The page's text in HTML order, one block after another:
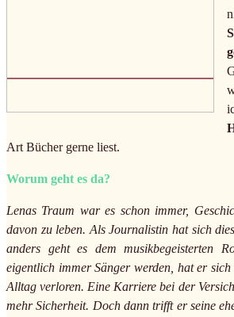
Art Bücher gerne liest.
Worum geht es da?
Lenas Traum war es schon immer,
davon zu leben. Als Journalistin hat sich
anders geht es dem musikbegeisterten
eigentlich immer Sänger werden, hat er
Alltag verloren. Eine Karriere bei der
mehr Sicherheit. Doch dann trifft er seine